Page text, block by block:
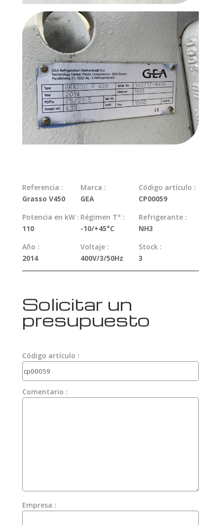
Referencia :
Grasso V450
Marca :
GEA
Código artículo :
CP00059
Potencia en kW :
110
Régimen T° :
-10/+45°C
Refrigerante :
NH3
Año :
2014
Voltaje :
400V/3/50Hz
Stock :
3
Solicitar un
presupuesto
Código artículo :
Comentario :
Empresa :